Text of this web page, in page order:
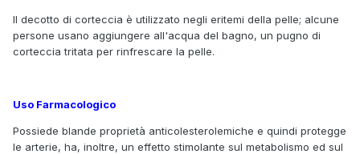
Il decotto di corteccia è utilizzato negli eritemi della pelle; alcune
persone usano aggiungere all'acqua del bagno, un pugno di
corteccia tritata per rinfrescare la pelle.
Uso Farmacologico
Possiede blande proprietà anticolesterolemiche e quindi protegge
le arterie, ha, inoltre, un effetto stimolante sul metabolismo ed sul